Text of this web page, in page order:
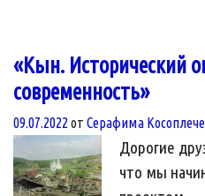
«Кын. Исторический
современность»
09.07.2022 от Серафима
Дорогие
что мы